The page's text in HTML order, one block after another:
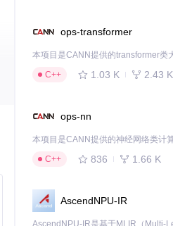
ops-transformer
C++
1.03 K 2.43 K
ops-nn
C++
836 1.66 K
AscendNPU-IR